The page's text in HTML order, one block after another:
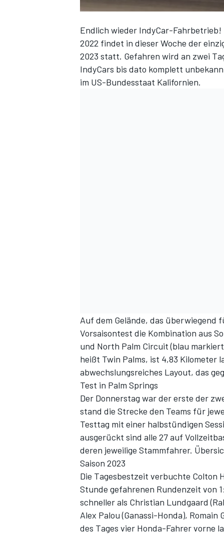
SPORTWAGEN
Endlich wieder IndyCar-
2022 findet in dieser Woche der
2023 statt. Gefahren wird an zwei
IndyCars bis dato komplett
im US-Bundesstaat Kalifornien.
Auf dem Gelände, das
Vorsaisontest die Kombination aus
und North Palm Circuit (blau
heißt Twin Palms, ist 4,83 Kilometer
abwechslungsreiches Layout, das
Test in Palm Springs
Der Donnerstag war der erste der
stand die Strecke den Teams für
Testtag mit einer halbstündigen
ausgerückt sind alle 27 auf
deren jeweilige Stammfahrer.
Saison 2023
Die Tagesbestzeit verbuchte
Stunde gefahrenen Rundenzeit von
schneller als Christian Lundgaard
Alex Palou (Ganassi-Honda),
des Tages vier Honda-Fahrer vorne